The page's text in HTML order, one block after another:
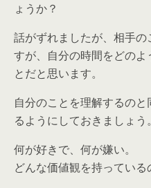
ょうか？
話がずれましたが、相手
すが、自分の時間をどの
とだと思います。
自分のことを理解するの
るようにしておきましょう。
何が好きで、何が嫌い。
どんな価値観を持っている